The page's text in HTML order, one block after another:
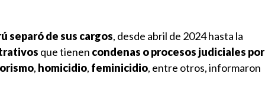
separó de sus cargos, desde abril de 2024 hasta la
que tienen condenas o procesos judiciales por
, homicidio, feminicidio, entre otros, informaron